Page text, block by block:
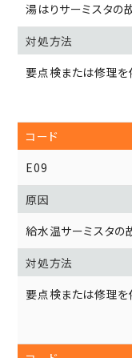
湯はりサーミスタの
要点検または修理を
E09
給水温サーミスタの
要点検または修理を